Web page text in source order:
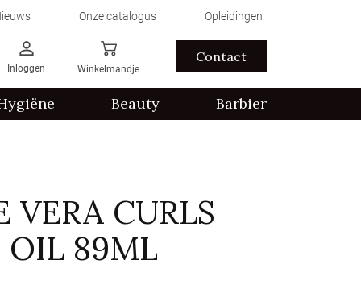
Onze catalogus Opleidingen
Inloggen Winkelmandje
Contact
Beauty Barbier
VERA CURLS
OIL 89ML